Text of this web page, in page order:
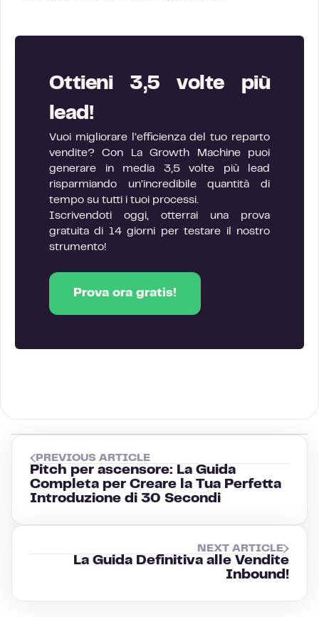
Ottieni 3,5 volte più
lead!
Vuoi migliorare l’efficienza del tuo reparto
vendite? Con La Growth Machine puoi
generare in media 3,5 volte più lead
risparmiando un’incredibile quantità di
tempo su tutti i tuoi processi.
Iscrivendoti oggi, otterrai una prova
gratuita di 14 giorni per testare il nostro
strumento!
Prova ora gratis!
PREVIOUS ARTICLE
Pitch per ascensore: La Guida
Completa per Creare la Tua Perfetta
Introduzione di 30 Secondi
NEXT ARTICLE
La Guida Definitiva alle Vendite
Inbound!